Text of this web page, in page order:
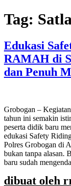
Tag:
Edukasi
RAMAH di
dan Penuh
Grobogan –
tahun ini semakin
peserta didik baru
edukasi Safety
Polres Grobogan di
bukan tanpa alasan.
baru sudah
dibuat oleh